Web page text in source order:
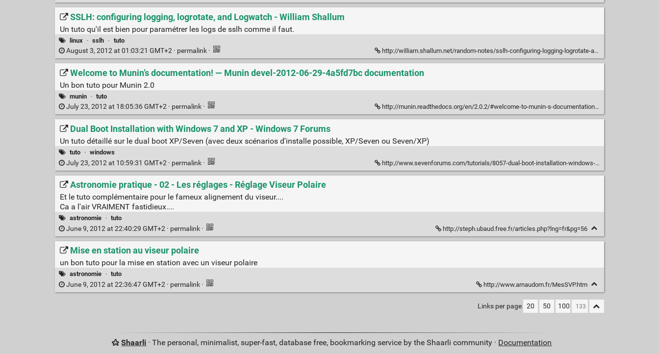
SSLH: configuring logging, logrotate, and Logwatch - William Shallum
Un tuto qu'il est bien pour paramétrer les logs de sslh comme il faut.
linux · sslh · tuto
August 3, 2012 at 01:03:21 GMT+2 · permalink · http://william.shallum.net/random-notes/sslh-configuring-logging-logrotate-and-logwatch
Welcome to Munin’s documentation! — Munin devel-2012-06-29-4a5fd7bc documentation
Un bon tuto pour Munin 2.0
munin · tuto
July 23, 2012 at 18:05:36 GMT+2 · permalink · http://munin.readthedocs.org/en/2.0.2/#welcome-to-munin-s-documentation
Dual Boot Installation with Windows 7 and XP - Windows 7 Forums
Un tuto détaillé sur le dual boot XP/Seven (avec deux scénarios d'installe possible, XP/Seven ou Seven/XP)
tuto · windows
July 23, 2012 at 10:59:31 GMT+2 · permalink · http://www.sevenforums.com/tutorials/8057-dual-boot-installation-windows-7-xp.html
Astronomie pratique - 02 - Les réglages - Réglage Viseur Polaire
Et le tuto complémentaire pour le fameux alignement du viseur....
Ca a l'air VRAIMENT fastidieux....
astronomie · tuto
June 9, 2012 at 22:40:29 GMT+2 · permalink · http://steph.ubaud.free.fr/articles.php?lng=fr&pg=56
Mise en station au viseur polaire
un bon tuto pour la mise en station avec un viseur polaire
astronomie · tuto
June 9, 2012 at 22:36:47 GMT+2 · permalink · http://www.arnaudom.fr/MesSVP.htm
Links per page 20 50 100
Shaarli · The personal, minimalist, super-fast, database free, bookmarking service by the Shaarli community · Documentation